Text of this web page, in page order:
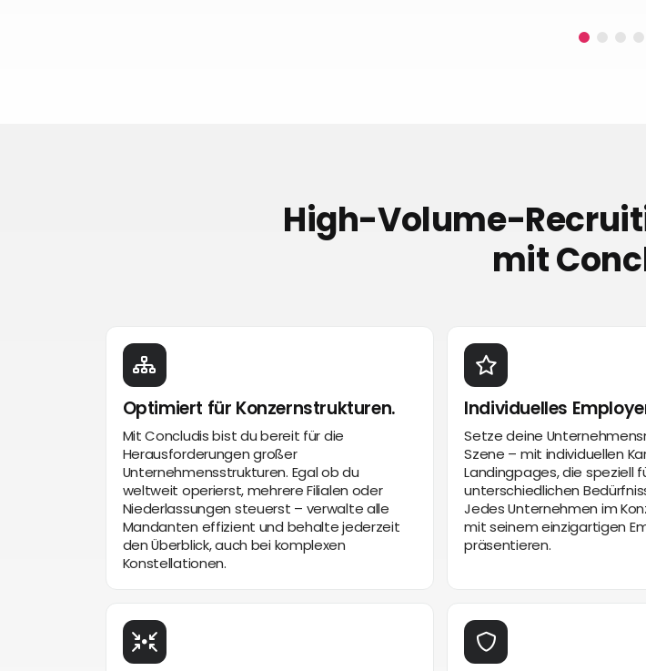
High-Volume-
mit
Optimiert für Konzernstrukturen.
Mit Concludis bist du bereit für die
Herausforderungen großer
Unternehmensstrukturen. Egal ob du
weltweit operierst, mehrere Filialen oder
Niederlassungen steuerst – verwalte alle
Mandanten effizient und behalte jederzeit
den Überblick, auch bei komplexen
Konstellationen.
Individuelles
Setze deine
Szene – mit individuellen
Landingpages, die speziell
unterschiedlichen
Jedes Unternehmen im
mit seinem einzigartigen
präsentieren.